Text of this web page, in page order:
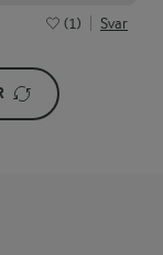
(1) Svar